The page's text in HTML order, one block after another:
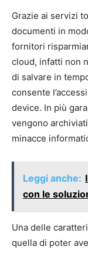
Grazie ai servizi
documenti in
fornitori
cloud, infatti non
di salvare in
consente
device. In più
vengono
minacce
Leggi anche:
con le
Una delle
quella di poter